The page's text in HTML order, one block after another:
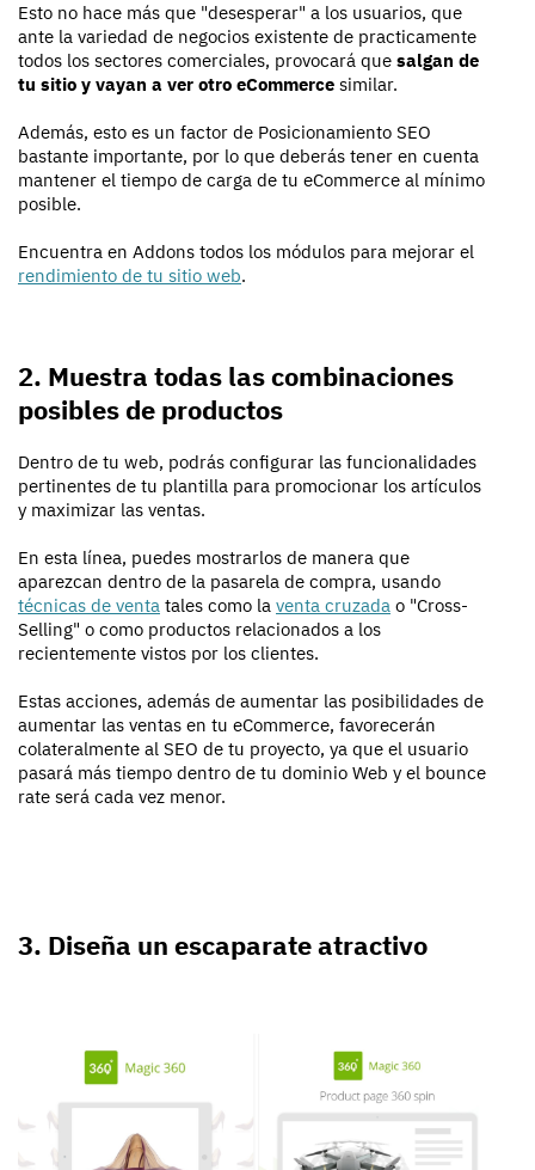
Esto no hace más que "desesperar" a los usuarios, que
ante la variedad de negocios existente de practicamente
todos los sectores comerciales, provocará que salgan de
tu sitio y vayan a ver otro eCommerce similar.
Además, esto es un factor de Posicionamiento SEO
bastante importante, por lo que deberás tener en cuenta
mantener el tiempo de carga de tu eCommerce al mínimo
posible.
Encuentra en Addons todos los módulos para mejorar el
rendimiento de tu sitio web.
2. Muestra todas las combinaciones
posibles de productos
Dentro de tu web, podrás configurar las funcionalidades
pertinentes de tu plantilla para promocionar los artículos
y maximizar las ventas.
En esta línea, puedes mostrarlos de manera que
aparezcan dentro de la pasarela de compra, usando
técnicas de venta tales como la venta cruzada o "Cross-
Selling" o como productos relacionados a los
recientemente vistos por los clientes.
Estas acciones, además de aumentar las posibilidades de
aumentar las ventas en tu eCommerce, favorecerán
colateralmente al SEO de tu proyecto, ya que el usuario
pasará más tiempo dentro de tu dominio Web y el bounce
rate será cada vez menor.
3. Diseña un escaparate atractivo